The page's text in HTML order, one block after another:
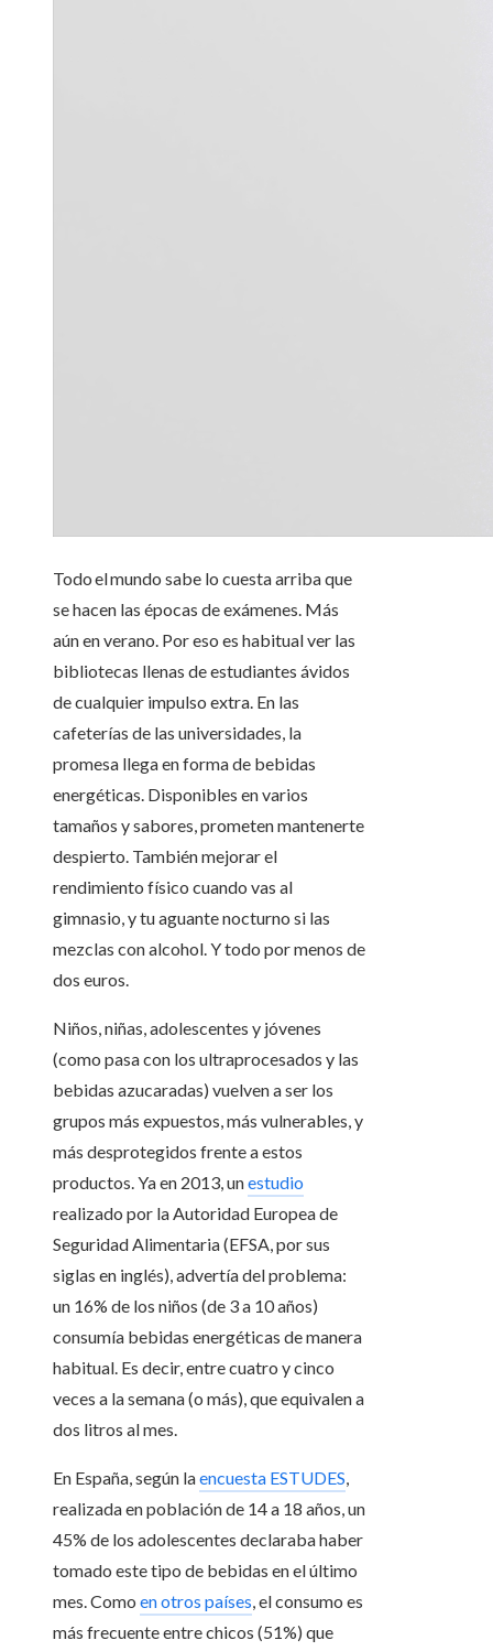
Todo el mundo sabe lo cuesta arriba que
se hacen las épocas de exámenes. Más
aún en verano. Por eso es habitual ver las
bibliotecas llenas de estudiantes ávidos
de cualquier impulso extra. En las
cafeterías de las universidades, la
promesa llega en forma de bebidas
energéticas. Disponibles en varios
tamaños y sabores, prometen mantenerte
despierto. También mejorar el
rendimiento físico cuando vas al
gimnasio, y tu aguante nocturno si las
mezclas con alcohol. Y todo por menos de
dos euros.
Niños, niñas, adolescentes y jóvenes
(como pasa con los ultraprocesados y las
bebidas azucaradas) vuelven a ser los
grupos más expuestos, más vulnerables, y
más desprotegidos frente a estos
productos. Ya en 2013, unestudio
realizado por la Autoridad Europea de
Seguridad Alimentaria (EFSA, por sus
siglas en inglés), advertía del problema:
un 16% de los niños (de 3 a 10 años)
consumía bebidas energéticas de manera
habitual. Es decir, entre cuatro y cinco
veces a la semana (o más), que equivalen a
dos litros al mes.
En España, según laencuesta ESTUDES,
realizada en población de 14 a 18 años, un
45% de los adolescentes declaraba haber
tomado este tipo de bebidas en el último
mes. Como en otros países, el consumo es
más frecuente entre chicos (51%) que